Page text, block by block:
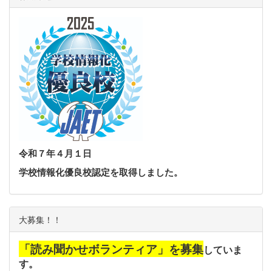
令和７年４月１日
学校情報化優良校認定を取得しました。
大募集！！
「読み聞かせボランティア」を募集していま
す。